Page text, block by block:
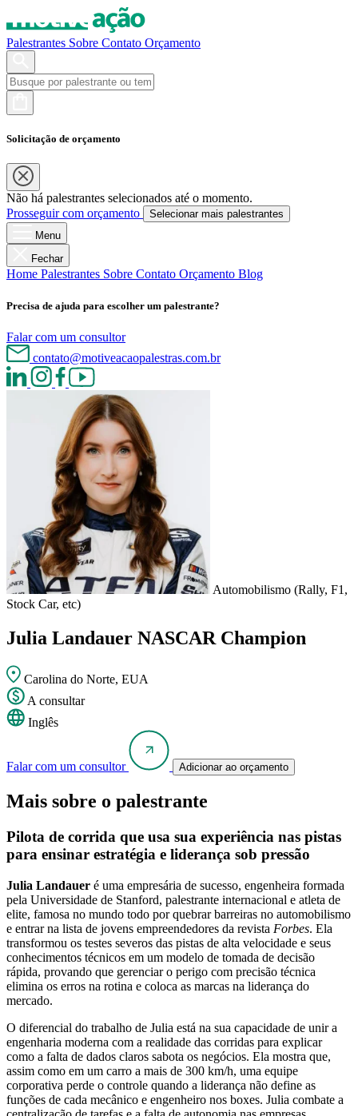
Palestrantes Sobre Contato Orçamento
Solicitação de orçamento
Não há palestrantes selecionados até o momento.
Prosseguir com orçamento
Selecionar mais palestrantes
Menu
Fechar
Home Palestrantes Sobre Contato Orçamento Blog
Precisa de ajuda para escolher um palestrante?
Falar com um consultor
contato@motiveacaopalestras.com.br
Automobilismo (Rally, F1,
Stock Car, etc)
Julia Landauer NASCAR Champion
Carolina do Norte, EUA
A consultar
Inglês
Falar com um consultor Adicionar ao orçamento
Mais sobre o palestrante
Pilota de corrida que usa sua experiência nas pistas
para ensinar estratégia e liderança sob pressão
Julia Landauer é uma empresária de sucesso, engenheira formada
pela Universidade de Stanford, palestrante internacional e atleta de
elite, famosa no mundo todo por quebrar barreiras no automobilismo
e entrar na lista de jovens empreendedores da revista Forbes. Ela
transformou os testes severos das pistas de alta velocidade e seus
conhecimentos técnicos em um modelo de tomada de decisão
rápida, provando que gerenciar o perigo com precisão técnica
elimina os erros na rotina e coloca as marcas na liderança do
mercado.
O diferencial do trabalho de Julia está na sua capacidade de unir a
engenharia moderna com a realidade das corridas para explicar
como a falta de dados claros sabota os negócios. Ela mostra que,
assim como em um carro a mais de 300 km/h, uma equipe
corporativa perde o controle quando a liderança não define as
funções de cada mecânico e engenheiro nos boxes. Julia combate a